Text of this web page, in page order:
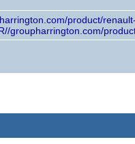
product/
groupharrington.com/